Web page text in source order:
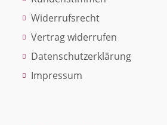
Widerrufsrecht
Vertrag widerrufen
Datenschutzerklärung
Impressum